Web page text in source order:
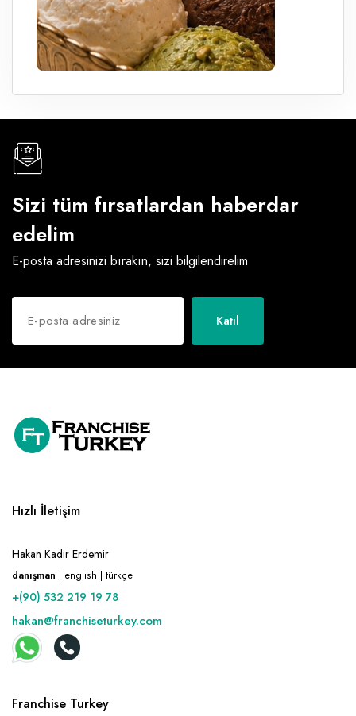
Sizi tüm fırsatlardan haberdar
edelim
E-posta adresinizi bırakın, sizi bilgilendirelim
Katıl
Hızlı İletişim
Hakan Kadir Erdemir
danışman | english | türkçe
+(90) 532 219 19 78
hakan@franchiseturkey.com
Franchise Turkey